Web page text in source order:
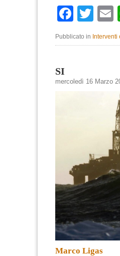
Pubblicato in Interventi
SI
mercoledì 16 Marzo
Marco Ligas